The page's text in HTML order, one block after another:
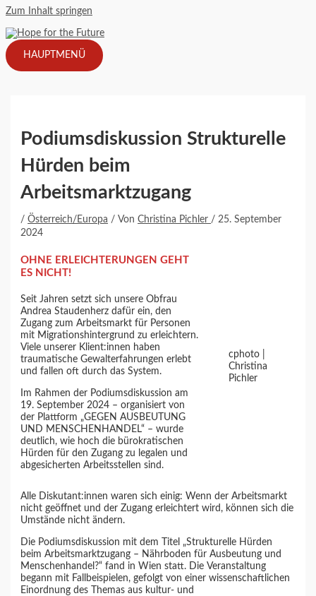
Zum Inhalt springen
HAUPTMENÜ
Podiumsdiskussion Strukturelle
Hürden beim
Arbeitsmarktzugang
/Österreich/Europa / VonChristina Pichler /25. September
2024
OHNE ERLEICHTERUNGEN GEHT
ES NICHT!
Seit Jahren setzt sich unsere Obfrau
Andrea Staudenherz dafür ein, den
Zugang zum Arbeitsmarkt für Personen
mit Migrationshintergrund zu erleichtern.
Viele unserer Klient:innen haben
traumatische Gewalterfahrungen erlebt
und fallen oft durch das System.
Im Rahmen der Podiumsdiskussion am
19. September 2024 – organisiert von
der Plattform „GEGEN AUSBEUTUNG
UND MENSCHENHANDEL“ – wurde
deutlich, wie hoch die bürokratischen
Hürden für den Zugang zu legalen und
abgesicherten Arbeitsstellen sind.
cphoto |
Christina
Pichler
Alle Diskutant:innen waren sich einig: Wenn der Arbeitsmarkt
nicht geöffnet und der Zugang erleichtert wird, können sich die
Umstände nicht ändern.
Die Podiumsdiskussion mit dem Titel „Strukturelle Hürden
beim Arbeitsmarktzugang – Nährboden für Ausbeutung und
Menschenhandel?“ fand in Wien statt. Die Veranstaltung
begann mit Fallbeispielen, gefolgt von einer wissenschaftlichen
Einordnung des Themas aus kultur- und